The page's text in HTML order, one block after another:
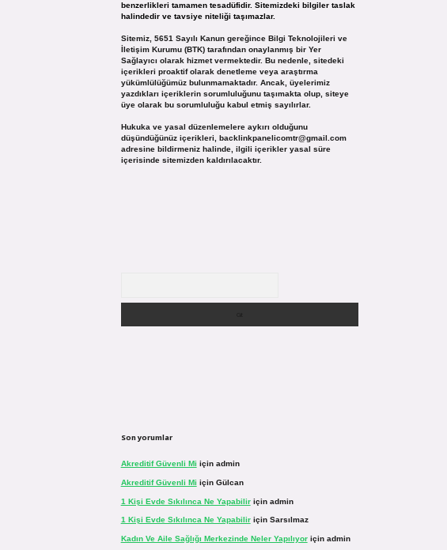
benzerlikleri tamamen tesadüfidir. Sitemizdeki bilgiler taslak
halindedir ve tavsiye niteliği taşımazlar.
Sitemiz, 5651 Sayılı Kanun gereğince Bilgi Teknolojileri ve
İletişim Kurumu (BTK) tarafından onaylanmış bir Yer
Sağlayıcı olarak hizmet vermektedir. Bu nedenle, sitedeki
içerikleri proaktif olarak denetleme veya araştırma
yükümlülüğümüz bulunmamaktadır. Ancak, üyelerimiz
yazdıkları içeriklerin sorumluluğunu taşımakta olup, siteye
üye olarak bu sorumluluğu kabul etmiş sayılırlar.
Hukuka ve yasal düzenlemelere aykırı olduğunu
düşündüğünüz içerikleri, backlinkpanelicomtr@gmail.com
adresine bildirmeniz halinde, ilgili içerikler yasal süre
içerisinde sitemizden kaldırılacaktır.
Son yorumlar
Akreditif Güvenli Mi için admin
Akreditif Güvenli Mi için Gülcan
1 Kişi Evde Sıkılınca Ne Yapabiliriçin admin
1 Kişi Evde Sıkılınca Ne Yapabiliriçin Sarsılmaz
Kadın Ve Aile Sağlığı Merkezinde Neler Yapılıyoriçin admin